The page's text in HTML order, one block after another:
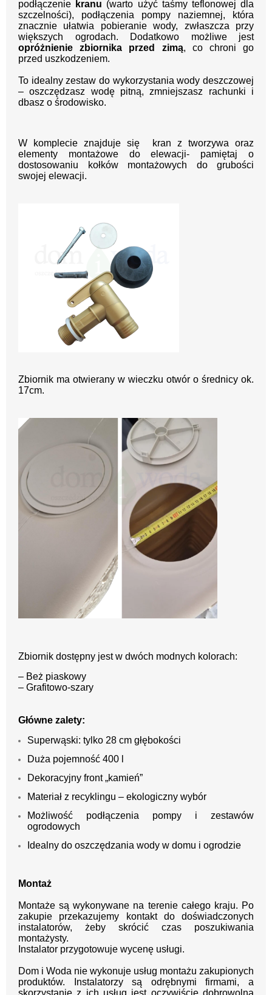
podłączenie kranu (warto użyć taśmy teflonowej dla
szczelności), podłączenia pompy naziemnej, która
znacznie ułatwia pobieranie wody, zwłaszcza przy
większych ogrodach. Dodatkowo możliwe jest
opróżnienie zbiornika przed zimą, co chroni go
przed uszkodzeniem.
To idealny zestaw do wykorzystania wody deszczowej
– oszczędzasz wodę pitną, zmniejszasz rachunki i
dbasz o środowisko.
W komplecie znajduje się kran z tworzywa oraz
elementy montażowe do elewacji- pamiętaj o
dostosowaniu kołków montażowych do grubości
swojej elewacji.
Zbiornik ma otwierany w wieczku otwór o średnicy ok.
17cm.
Zbiornik dostępny jest w dwóch modnych kolorach:
– Beż piaskowy
– Grafitowo-szary
Główne zalety:
Superwąski: tylko 28 cm głębokości
Duża pojemność 400 l
Dekoracyjny front „kamień”
Materiał z recyklingu – ekologiczny wybór
Możliwość podłączenia pompy i zestawów
ogrodowych
Idealny do oszczędzania wody w domu i ogrodzie
Montaż
Montaże są wykonywane na terenie całego kraju. Po
zakupie przekazujemy kontakt do doświadczonych
instalatorów, żeby skrócić czas poszukiwania
montażysty.
Instalator przygotowuje wycenę usługi.
Dom i Woda nie wykonuje usług montażu zakupionych
produktów. Instalatorzy są odrębnymi firmami, a
skorzystanie z ich usług jest oczywiście dobrowolną